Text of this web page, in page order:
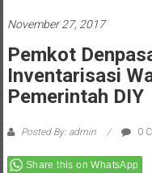
November 27, 2017
Pemkot
Inventarisasi
Pemerintah DIY
Posted By: admin 0
Share this on WhatsApp